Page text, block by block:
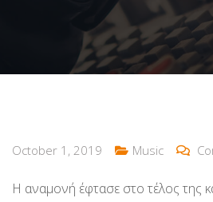
October 1, 2019 Music
Η αναμονή έφτασε στο τέλος της